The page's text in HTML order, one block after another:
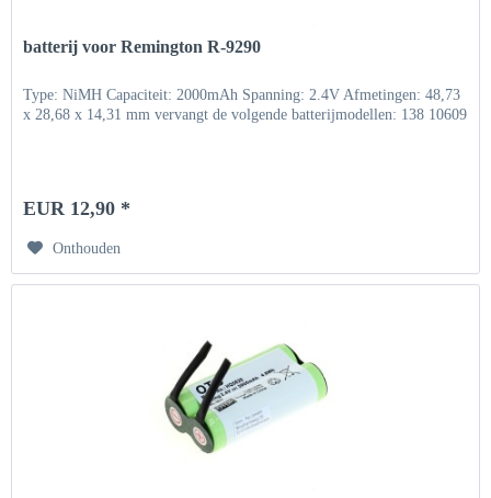
batterij voor Remington R-9290
Type: NiMH Capaciteit: 2000mAh Spanning: 2.4V Afmetingen: 48,73
x 28,68 x 14,31 mm vervangt de volgende batterijmodellen: 138 10609
EUR 12,90 *
Onthouden